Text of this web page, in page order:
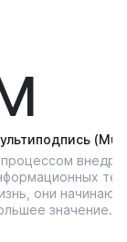
они начинают
значение…